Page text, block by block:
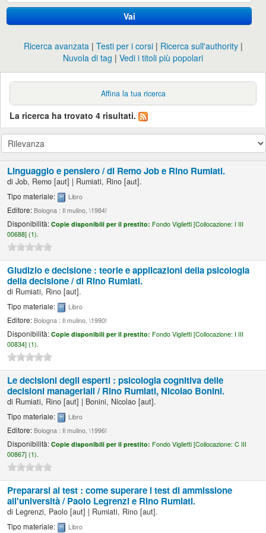
Vai
Ricerca avanzata Testi per i corsi
Ricerca sull'authority
Nuvola di tag
Vedi i titoli più popolari
Affina la tua ricerca
La ricerca ha trovato 4 risultati.
Linguaggio e pensiero /di Remo Job e Rino Rumiati.
diJob, Remo [aut] | Rumiati, Rino [aut].
Tipo materiale: Libro
Editore: Bologna : Il mulino, \1984!
Disponibilità:Copie disponibili per il prestito: Fondo Viglietti [Collocazione: I III
00688] (1).
Giudizio e decisione : teorie e applicazioni della psicologia
della decisione /di Rino Rumiati.
di Rumiati, Rino [aut].
Tipo materiale: Libro
Editore: Bologna : Il mulino, \1990!
Disponibilità:Copie disponibili per il prestito: Fondo Viglietti [Collocazione: I III
00834] (1).
Le decisioni degli esperti : psicologia cognitiva delle
decisioni manageriali /Rino Rumiati, Nicolao Bonini.
di Rumiati, Rino [aut] | Bonini, Nicolao [aut].
Tipo materiale: Libro
Editore: Bologna : Il mulino, \1996!
Disponibilità:Copie disponibili per il prestito: Fondo Viglietti [Collocazione:C III
00867] (1).
Prepararsi ai test : come superare i test di ammissione
all'università /Paolo Legrenzi e Rino Rumiati.
di Legrenzi, Paolo [aut] | Rumiati, Rino [aut].
Tipo materiale: Libro